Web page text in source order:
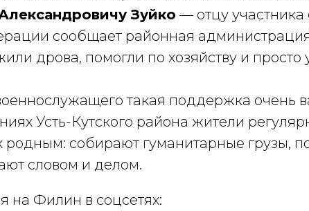
Зуйко — отцу
сообщает районная администрация
дрова, помогли по хозяйству и просто
такая поддержка очень
Усть-Кутского района жители
родным: собирают гуманитарные грузы,
словом и делом.
на Филин в соцсетях: